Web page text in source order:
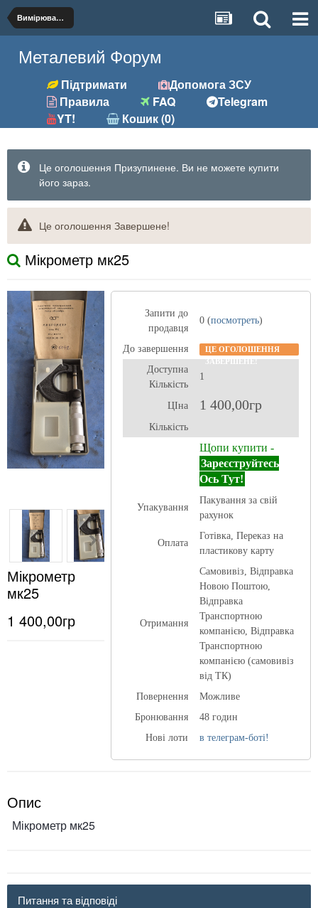
Вимірювальний інструмент
Металевий Форум
Підтримати
Допомога ЗСУ
Правила
FAQ
Telegram
YT!
Кошик (0)
Це оголошення Призупинене. Ви не можете купити
його зараз.
Це оголошення Завершене!
Мікрометр мк25
Мікрометр
мк25
1 400,00гр
Запити до
продавця
0 (посмотреть)
До завершення
ЦЕ ОГОЛОШЕННЯ
ЗАВЕРШЕНЕ!
Доступна
Кількість
1
ЦІна 1 400,00гр
Кількість
Щопи купити -
Зареєструйтесь
Ось Тут!
Упакування
Пакування за свій
рахунок
Оплата
Готівка, Переказ на
пластикову карту
Отримання
Самовивіз, Відправка
Новою Поштою,
Відправка
Транспортною
компанією, Відправка
Транспортною
компанією (самовивіз
від ТК)
Повернення
Можливе
Бронювання
48 годин
Нові лоти
в телеграм-боті!
Опис
Мікрометр мк25
Питання та відповіді